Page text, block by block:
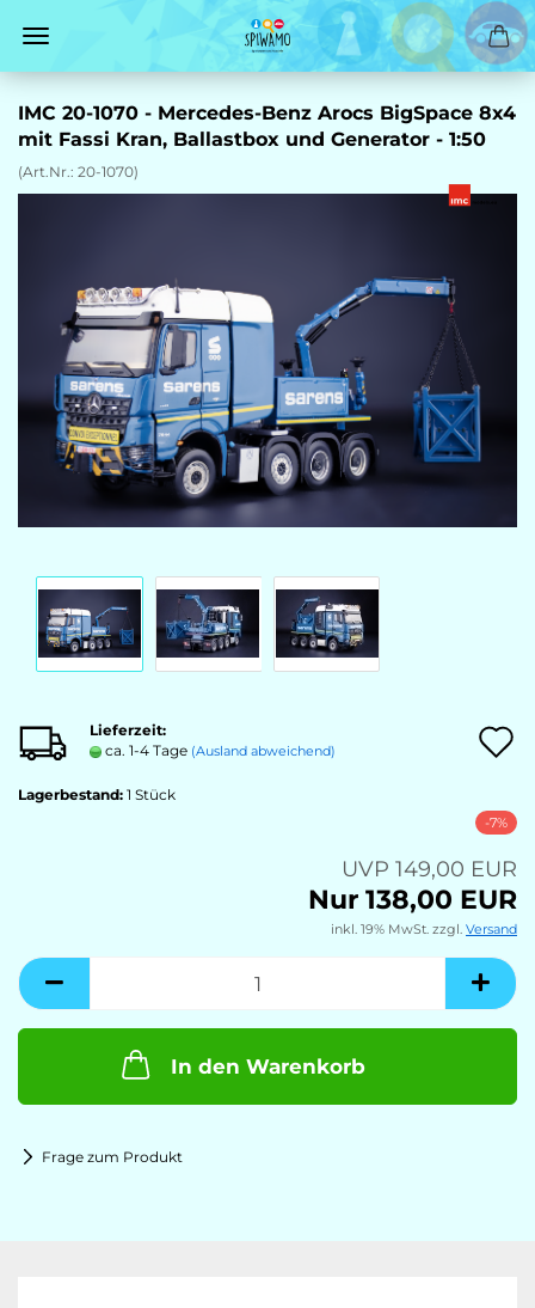
IMC 20-1070 - Mercedes-Benz Arocs BigSpace 8x4
mit Fassi Kran, Ballastbox und Generator - 1:50
(Art.Nr.: 20-1070)
Lieferzeit:
ca. 1-4 Tage (Ausland abweichend)
Lagerbestand: 1 Stück
-7%
UVP 149,00 EUR
Nur 138,00 EUR
inkl. 19% MwSt. zzgl. Versand
In den Warenkorb
Frage zum Produkt